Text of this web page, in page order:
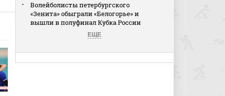
Волейболисты петербургского
«Зенита» обыграли «Белогорье» и
вышли в полуфинал Кубка России
ЕЩЕ